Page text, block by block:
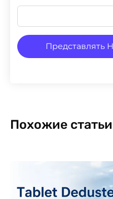
Представлять
Похожие статьи